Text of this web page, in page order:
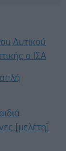
Δυτικού
ο ΙΣΑ
[μελέτη]